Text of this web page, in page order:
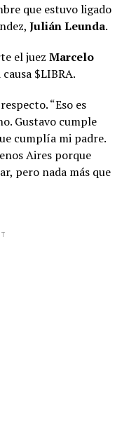
que estuvo ligado
Julián Leunda.
el juez Marcelo
$LIBRA.
“Eso es
Gustavo cumple
cumplía mi padre.
Aires porque
pero nada más que